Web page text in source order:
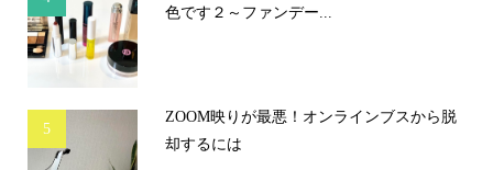
色です２～ファンデー...
5
ZOOM映りが最悪！オンラインブスから脱
却するには